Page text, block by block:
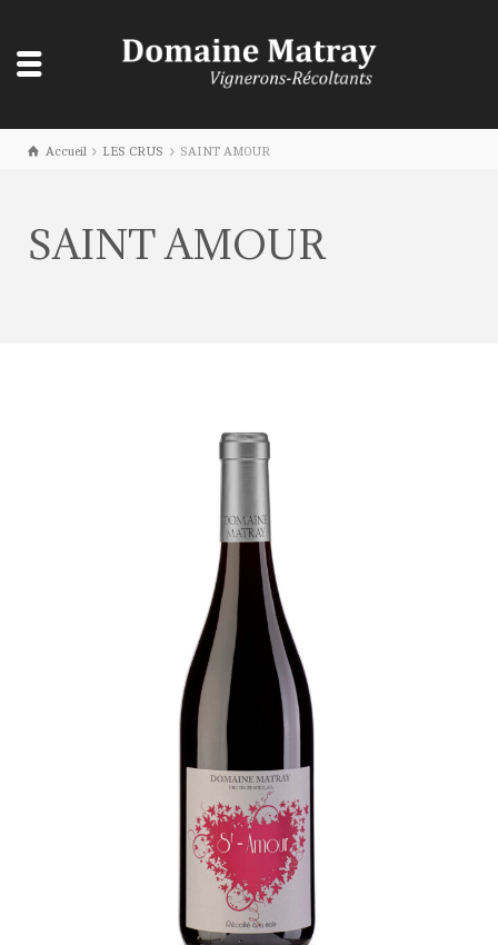
Accueil LES CRUS SAINT AMOUR
SAINT AMOUR